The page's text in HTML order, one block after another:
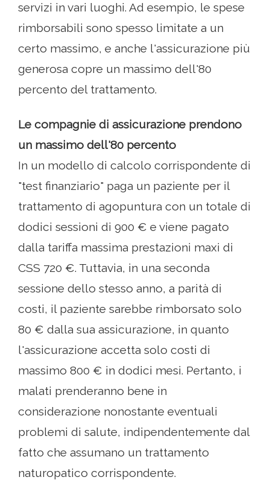
servizi in vari luoghi. Ad esempio, le spese
rimborsabili sono spesso limitate a un
certo massimo, e anche l'assicurazione più
generosa copre un massimo dell'80
percento del trattamento.
Le compagnie di assicurazione prendono
un massimo dell'80 percento
In un modello di calcolo corrispondente di
"test finanziario" paga un paziente per il
trattamento di agopuntura con un totale di
dodici sessioni di 900 € e viene pagato
dalla tariffa massima prestazioni maxi di
CSS 720 €. Tuttavia, in una seconda
sessione dello stesso anno, a parità di
costi, il paziente sarebbe rimborsato solo
80 € dalla sua assicurazione, in quanto
l'assicurazione accetta solo costi di
massimo 800 € in dodici mesi. Pertanto, i
malati prenderanno bene in
considerazione nonostante eventuali
problemi di salute, indipendentemente dal
fatto che assumano un trattamento
naturopatico corrispondente.